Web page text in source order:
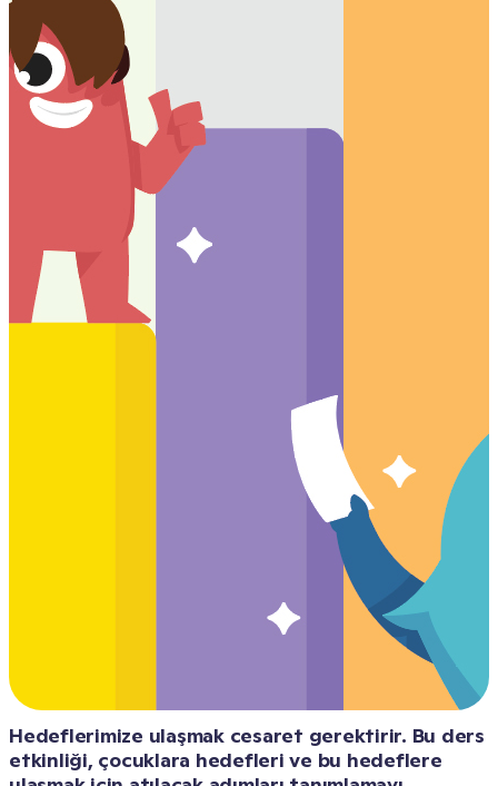
Hedeflerimize ulaşmak cesaret gerektirir. Bu ders
etkinliği, çocuklara hedefleri ve bu hedeflere